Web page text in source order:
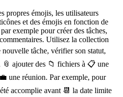
propres émojis, les utilisateurs
et des émojis en fonction de
exemple pour créer des tâches,
Utilisez la collection
nouvelle tâche, vérifier son statut,
📎 ajouter des 📁 fichiers à 📋 une
une réunion. Par exemple, pour
accomplie avant 📆 la date limite